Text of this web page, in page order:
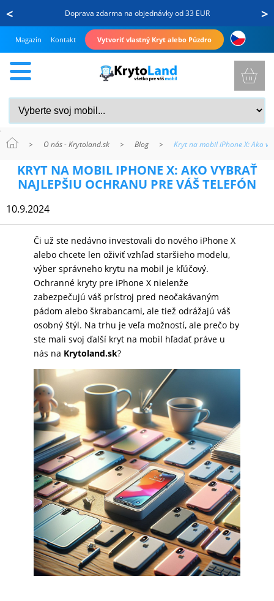
< >
Doprava zdarma na objednávky od 33 EUR
Magazín Kontakt Vytvoriť vlastný Kryt alebo Púzdro
PUZDRÁ
NA
MOBIL
TVRDENÉ
PRÍSLUŠENSTVO
MOBILY
KRYT NA MOBIL IPHONE X: AKO VYBRAŤ
NAJLEPŠIU OCHRANU PRE VÁŠ TELEFÓN
10.9.2024
Či už ste nedávno investovali do nového iPhone X
alebo chcete len oživiť vzhľad staršieho modelu,
výber správneho krytu na mobil je kľúčový.
Ochranné kryty pre iPhone X nielenže
zabezpečujú váš prístroj pred neočakávaným
pádom alebo škrabancami, ale tiež odrážajú váš
osobný štýl. Na trhu je veľa možností, ale prečo by
ste mali svoj ďalší kryt na mobil hľadať práve u
nás na Krytoland.sk?
> O nás - Krytoland.sk > Blog > Kryt na mobil iPhone X: Ako